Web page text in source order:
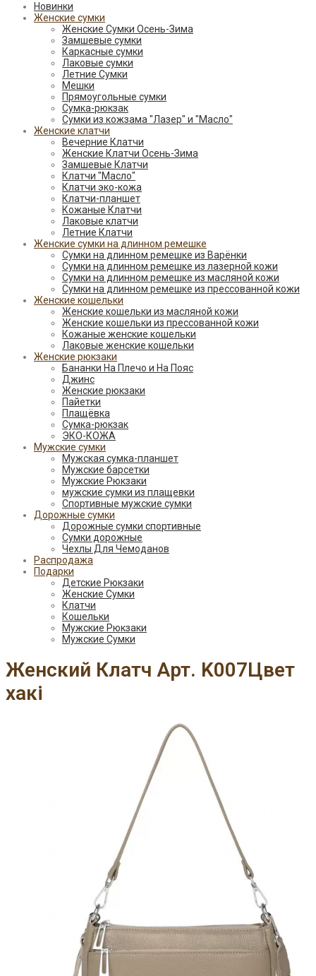
Новинки
Женские сумки
Женские Сумки Осень-Зима
Замшевые сумки
Каркасные сумки
Лаковые сумки
Летние Сумки
Мешки
Прямоугольные сумки
Сумка-рюкзак
Сумки из кожзама "Лазер" и "Масло"
Женские клатчи
Вечерние Клатчи
Женские Клатчи Осень-Зима
Замшевые Клатчи
Клатчи "Масло"
Клатчи эко-кожа
Клатчи-планшет
Кожаные Клатчи
Лаковые клатчи
Летние Клатчи
Женские сумки на длинном ремешке
Сумки на длинном ремешке из Варёнки
Сумки на длинном ремешке из лазерной кожи
Сумки на длинном ремешке из масляной кожи
Сумки на длинном ремешке из прессованной кожи
Женские кошельки
Женские кошельки из масляной кожи
Женские кошельки из прессованной кожи
Кожаные женские кошельки
Лаковые женские кошельки
Женские рюкзаки
Бананки На Плечо и На Пояс
Джинс
Женские рюкзаки
Пайетки
Плащёвка
Сумка-рюкзак
ЭКО-КОЖА
Мужские сумки
Мужская сумка-планшет
Мужские барсетки
Мужские Рюкзаки
мужские сумки из плащевки
Спортивные мужские сумки
Дорожные сумки
Дорожные сумки спортивные
Сумки дорожные
Чехлы Для Чемоданов
Распродажа
Подарки
Детские Рюкзаки
Женские Сумки
Клатчи
Кошельки
Мужские Рюкзаки
Мужские Сумки
Женский Клатч Арт. K007Цвет
хакі